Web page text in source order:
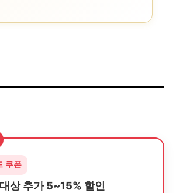
쿠폰
상 추가 5~15% 할인